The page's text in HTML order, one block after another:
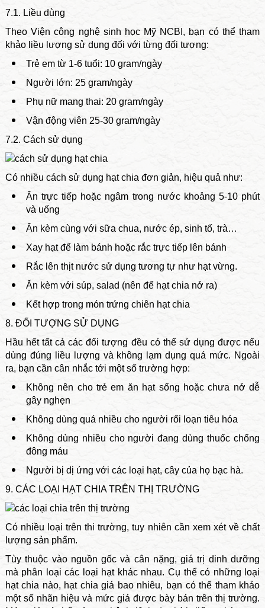
7.1. Liều dùng
Theo Viện công nghệ sinh học Mỹ NCBI, bạn có thể tham
khảo liều lượng sử dụng đối với từng đối tượng:
Trẻ em từ 1-6 tuổi: 10 gram/ngày
Người lớn: 25 gram/ngày
Phụ nữ mang thai: 20 gram/ngày
Vận động viên 25-30 gram/ngày
7.2. Cách sử dụng
Có nhiều cách sử dụng hạt chia đơn giản, hiệu quả như:
Ăn trực tiếp hoặc ngâm trong nước khoảng 5-10 phút
và uống
Ăn kèm cùng với sữa chua, nước ép, sinh tố, trà…
Xay hạt để làm bánh hoặc rắc trực tiếp lên bánh
Rắc lên thịt nước sử dụng tương tự như hạt vừng.
Ăn kèm với súp, salad (nên để hạt chia nở ra)
Kết hợp trong món trứng chiên hạt chia
8. ĐỐI TƯỢNG SỬ DỤNG
Hầu hết tất cả các đối tượng đều có thể sử dụng được nếu
dùng đúng liều lượng và không lạm dụng quá mức. Ngoài
ra, bạn cần cân nhắc tới một số trường hợp:
Không nên cho trẻ em ăn hạt sống hoặc chưa nở dễ
gây nghẹn
Không dùng quá nhiều cho người rối loạn tiêu hóa
Không dùng nhiều cho người đang dùng thuốc chống
đông máu
Người bị dị ứng với các loại hạt, cây của họ bạc hà.
9. CÁC LOẠI HẠT CHIA TRÊN THỊ TRƯỜNG
Có nhiều loại trên thi trường, tuy nhiên cần xem xét về chất
lượng sản phẩm.
Tùy thuộc vào nguồn gốc và cân nặng, giá trị dinh dưỡng
mà phân loại các loại hạt khác nhau. Cụ thể có những loại
hạt chia nào, hạt chia giá bao nhiêu, bạn có thể tham khảo
một số nhãn hiệu và mức giá được bày bán trên thị trường.